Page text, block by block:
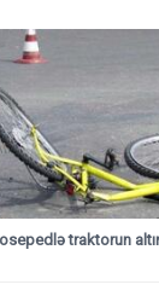
traktorun